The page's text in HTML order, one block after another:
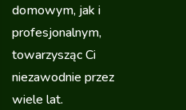
domowym, jak i
profesjonalnym,
towarzysząc Ci
niezawodnie przez
wiele lat.